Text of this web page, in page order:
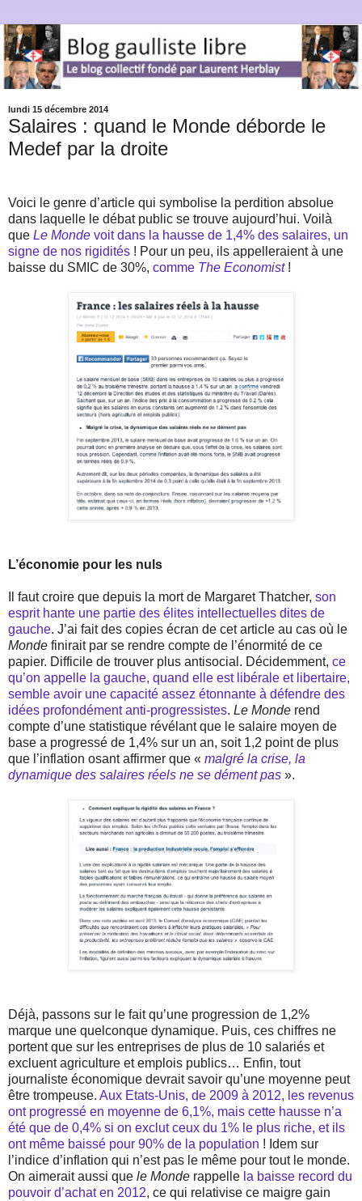
lundi 15 décembre 2014
Salaires : quand le Monde déborde le
Medef par la droite
Voici le genre d’article qui symbolise la perdition absolue
dans laquelle le débat public se trouve aujourd’hui. Voilà
que Le Monde voit dans la hausse de 1,4% des salaires, un
signe de nos rigidités ! Pour un peu, ils appelleraient à une
baisse du SMIC de 30%, comme The Economist!
L’économie pour les nuls
Il faut croire que depuis la mort de Margaret Thatcher, son
esprit hante une partie des élites intellectuelles dites de
gauche. J’ai fait des copies écran de cet article au cas où le
Monde finirait par se rendre compte de l’énormité de ce
papier. Difficile de trouver plus antisocial. Décidemment, ce
qu’on appelle la gauche, quand elle est libérale et libertaire,
semble avoir une capacité assez étonnante à défendre des
idées profondément anti-progressistes. Le Monde rend
compte d’une statistique révélant que le salaire moyen de
base a progressé de 1,4% sur un an, soit 1,2 point de plus
que l’inflation osant affirmer que « malgré la crise, la
dynamique des salaires réels ne se dément pas ».
Déjà, passons sur le fait qu’une progression de 1,2%
marque une quelconque dynamique. Puis, ces chiffres ne
portent que sur les entreprises de plus de 10 salariés et
excluent agriculture et emplois publics… Enfin, tout
journaliste économique devrait savoir qu’une moyenne peut
être trompeuse. Aux Etats-Unis, de 2009 à 2012, les revenus
ont progressé en moyenne de 6,1%, mais cette hausse n’a
été que de 0,4% si on exclut ceux du 1% le plus riche, et ils
ont même baissé pour 90% de la population ! Idem sur
l’indice d’inflation qui n’est pas le même pour tout le monde.
On aimerait aussi que le Monde rappelle la baisse record du
pouvoir d’achat en 2012, ce qui relativise ce maigre gain